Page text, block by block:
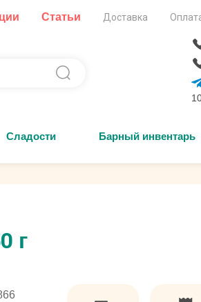
Статьи Доставка
Сладости Барный инвентарь
г